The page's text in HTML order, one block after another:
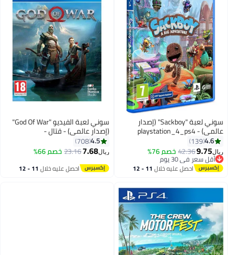
سوني لعبة "Sackboy" (إصدار
عالمي) - playstation_4_ps4
4.6
139
ريال9.75
42.36خصم 76%
أقل سعر في 30 يوم
أقل سعر في 30 يوماحصل عليه خلال 11 - 12
سوني لعبة الفيديو "God Of War"
(إصدار عالمي) - قتال -
playstation_4_ps4
4.5
708
ريال7.68
23.16خصم 66%
احصل عليه خلال 11 - 12